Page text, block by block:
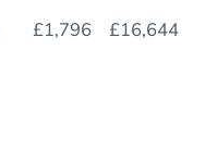
£1,796 £16,644